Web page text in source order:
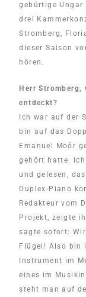
gebürtige Ungar
drei
Stromberg,
dieser Saison
hören.
Herr Stromberg,
entdeckt?
Ich war auf der
bin auf das
Emanuel Moór
gehört hatte.
und gelesen,
Duplex-Piano
Redakteur vom
Projekt, zeigte
sagte sofort:
Flügel! Also bin
Instrument im
eines im
steht man auf